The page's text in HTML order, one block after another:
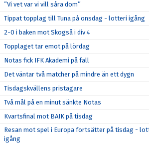
”Vi vet var vi vill såra dom”
Tippat topplag till Tuna på onsdag - lotteri igång
2-0 i baken mot Skogså i div 4
Topplaget tar emot på lördag
Notas fick IFK Akademi på fall
Det väntar två matcher på mindre än ett dygn
Tisdagskvällens pristagare
Två mål på en minut sänkte Notas
Kvartsfinal mot BAIK på tisdag
Resan mot spel i Europa fortsätter på tisdag -
igång